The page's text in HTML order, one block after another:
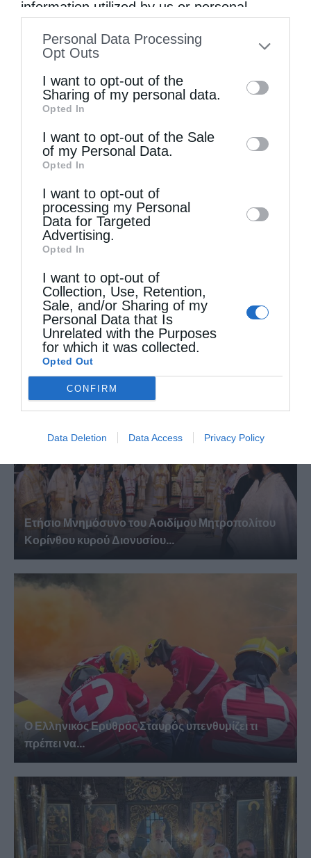
information utilized by us or personal
to your opt-out. You may separately opt-out
information by third parties on the IAB’s list
of downstream participants. This
information may also be disclosed by us to
third parties on theIAB’s List of
Downstream Participants
disclose it to other third parties.
Personal Data Processing
Opt Outs
I want to opt-out of the
Sharing of my personal data.
Opted In
I want to opt-out of the Sale
of my Personal Data.
Opted In
I want to opt-out of
processing my Personal
Data for Targeted
Advertising.
Opted In
I want to opt-out of
Collection, Use, Retention,
Sale, and/or Sharing of my
Personal Data that Is
Unrelated with the Purposes
for which it was collected.
Opted Out
CONFIRM
Data Deletion Data Access Privacy Policy
Σερβική Εκκλησία: “Υποτιμήσαμε τον κορωνοϊό. Η
απροσεξία μας “δολοφόνησε” τον Πατριάρχη”
Άγιος Ευθύμιος ο Μέγας και τα θαύματα
ΔΕΙΤΕ ΕΠΙΣΗΣ
Δημητριάδος Ιγνάτιος: «Να φτάσουμε
προετοιμασμένοι στο Πάσχα του...
Ετήσιο Μνημόσυνο του Αοιδίμου Μητροπολίτου
Κορίνθου κυρού Διονυσίου...
Ο Ελληνικός Ερυθρός Σταυρός υπενθυμίζει τι
πρέπει να...